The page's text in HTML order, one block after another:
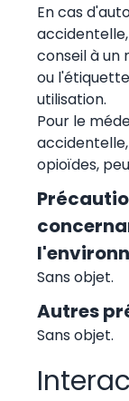
En cas
conseil à un
ou
utilisation.
Pour le
opioïdes,
Sans objet.
Autres
Sans objet.